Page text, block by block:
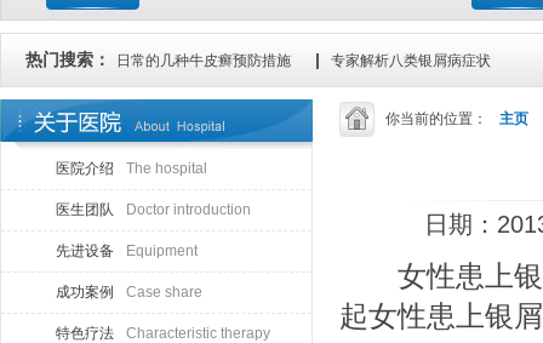
热门搜索： 日常的几种牛皮癣预防措施 | 专家解析八类银屑病症状
医院介绍 The hospital
医生团队 Doctor introduction
先进设备 Equipment
成功案例 Case share
特色疗法 Characteristic therapy
你当前的位置： 主页
日期：
女性患上银
起女性患上银